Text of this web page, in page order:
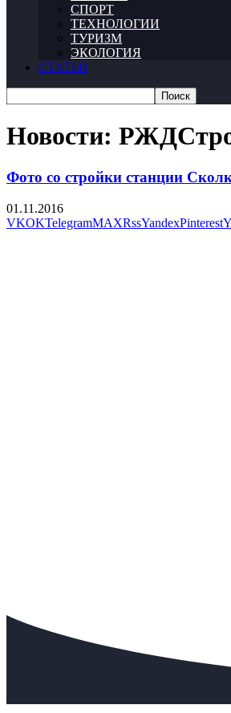
СПОРТ
ТЕХНОЛОГИИ
ТУРИЗМ
ЭКОЛОГИЯ
СТАТЬИ
Новости:
Фото со стройки станции
01.11.2016
VKOKTelegramMAXRssYandexPinterest